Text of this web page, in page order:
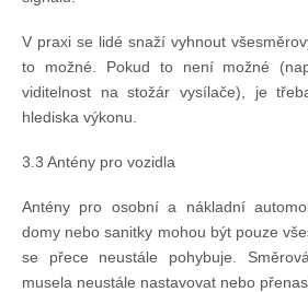
V praxi se lidé snaží vyhnout
to možné. Pokud to není možné
viditelnost na stožár vysílače), je
hlediska výkonu.
3.3 Antény pro vozidla
Antény pro osobní a nákladní
domy nebo sanitky mohou být pouze
se přece neustále pohybuje.
musela neustále nastavovat nebo